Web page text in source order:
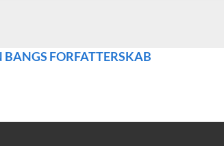
FORFATTERSKAB